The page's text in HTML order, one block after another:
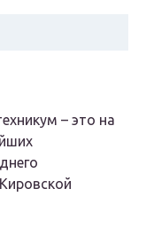
– это на